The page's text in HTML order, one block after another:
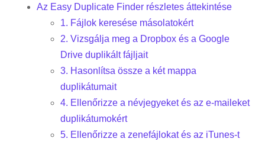
Az Easy Duplicate Finder részletes áttekintése
1. Fájlok keresése másolatokért
2. Vizsgálja meg a Dropbox és a Google
Drive duplikált fájljait
3. Hasonlítsa össze a két mappa
duplikátumait
4. Ellenőrizze a névjegyeket és az e-maileket
duplikátumokért
5. Ellenőrizze a zenefájlokat és az iTunes-t